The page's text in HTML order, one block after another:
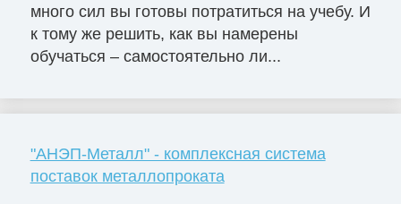
много сил вы готовы потратиться на учебу. И
к тому же решить, как вы намерены
обучаться – самостоятельно ли...
"АНЭП-Металл" - комплексная система
поставок металлопроката